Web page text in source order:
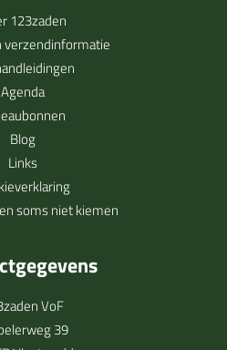
123zaden
verzendinformatie
Agenda
Blog
Links
soms niet kiemen
VoF
39